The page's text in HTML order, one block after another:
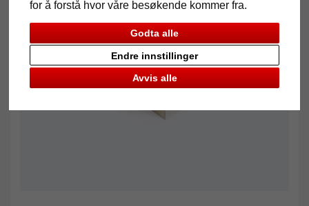
for å forstå hvor våre besøkende kommer fra.
Godta alle
Avvis alle
Endre innstillinger